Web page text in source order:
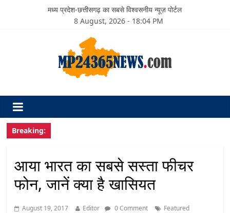
मध्य प्रदेश-छत्तीसगढ़ का सबसे विश्वसनीय न्यूज़ पोर्टल
8 August, 2026 - 18:04 PM
Breaking:
आया भारत का सबसे सस्ता फीचर
फोन, जानें क्या है खासियत
August 19, 2017 Editor 0 Comment Featured